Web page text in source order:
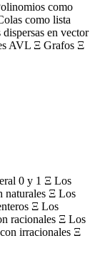
como
como lista
en vector
AVL Ξ Grafos Ξ
0 y 1 Ξ Los
naturales Ξ Los
Ξ Los
racionales Ξ Los
irracionales Ξ